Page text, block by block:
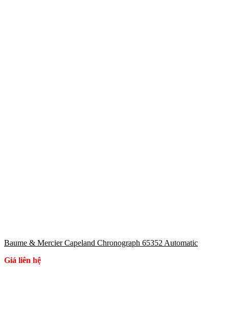
Baume & Mercier Capeland Chronograph 65352 Automatic
Giá liên hệ